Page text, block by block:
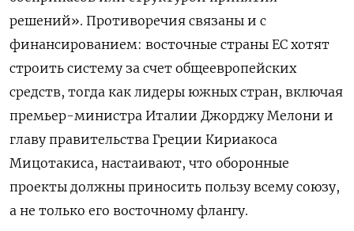
решений». Противоречия связаны и с
финансированием: восточные страны ЕС хотят
строить систему за счет общеевропейских
средств, тогда как лидеры южных стран, включая
премьер-министра Италии Джорджу Мелони и
главу правительства Греции Кириакоса
Мицотакиса, настаивают, что оборонные
проекты должны приносить пользу всему союзу,
а не только его восточному флангу.